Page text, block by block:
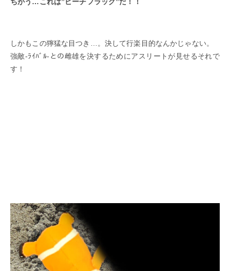
しかもこの獰猛な目つき…。決して行楽目的なんかじゃない。
強敵-ﾗｲﾊﾞﾙ-との雌雄を決するためにアスリートが見せるそれで
す！